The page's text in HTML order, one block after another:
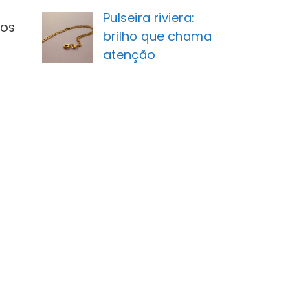
Pulseira riviera:
brilho que chama
atenção